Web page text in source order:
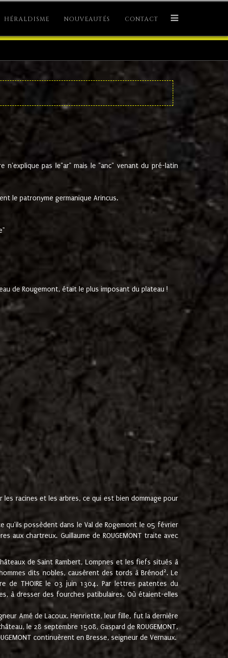
HÉRALDISME NOUVEAUTÉS CONTACT
n'explique pas le"ar" mais le "anc" venant du pré-latin
le patronyme germanique Arincus.
de Rougemont, était le plus imposant du plateau !
racines et les arbres, ce qui est bien dommage pour
qu'ils possèdent dans le Val de Rogemont le 05 février
aux chartreux. Guillaume de ROUGEMONT traite avec
de Saint Rambert, Lompnes et les fiefs situés à
dits nobles, causèrent des tords à Brénod 2. Le
de THOIRE le 03 juin 1304. Par lettres patentes du
à dresser des fourches patibulaires. Où étaient-elles
Amé de Lacoux. Henriette, leur fille, fut la dernière
le 28 septembre 1508, Gaspard de ROUGEMONT,
continuèrent en Bresse, seigneur de Vernaux.